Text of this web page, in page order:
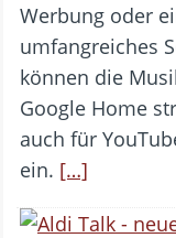
Werbung oder
umfangreiches
können die
Google Home
auch für
ein. […]